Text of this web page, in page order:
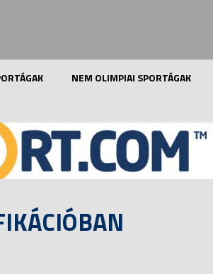
NEM OLIMPIAI SPORTÁGAK